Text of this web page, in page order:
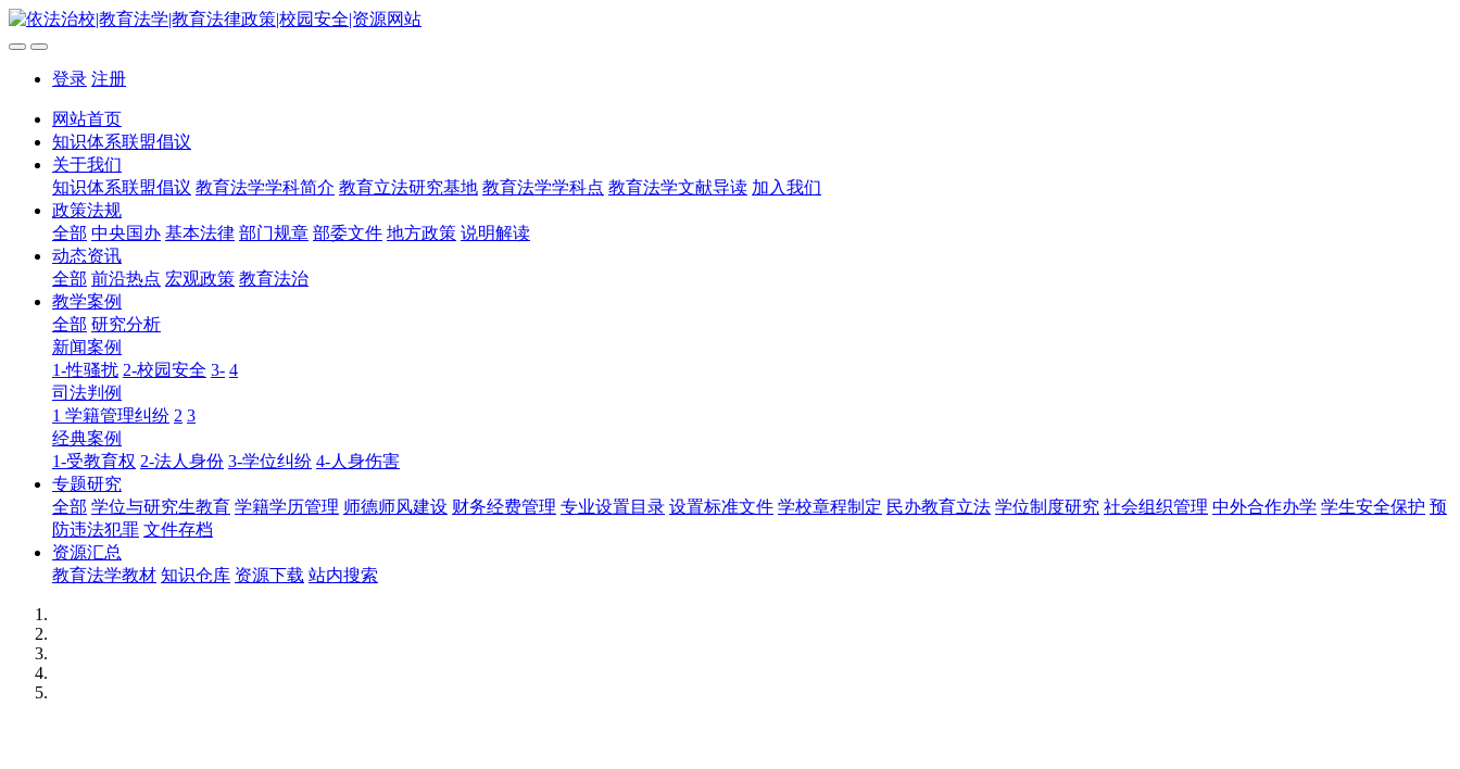
登录 注册
网站首页
知识体系联盟倡议
关于我们
知识体系联盟倡议 教育法学学科简介 教育立法研究基地 教育法学学科点 教育法学文献导读 加入我们
政策法规
全部 中央国办 基本法律 部门规章 部委文件 地方政策 说明解读
动态资讯
全部 前沿热点 宏观政策 教育法治
教学案例
全部 研究分析
新闻案例
1-性骚扰 2-校园安全 3- 4
司法判例
1 学籍管理纠纷 2 3
经典案例
1-受教育权 2-法人身份 3-学位纠纷 4-人身伤害
专题研究
全部 学位与研究生教育 学籍学历管理 师德师风建设 财务经费管理 专业设置目录 设置标准文件 学校章程制定 民办教育立法 学位制度研究 社会组织管理 中外合作办学 学生安全保护 预
防违法犯罪 文件存档
资源汇总
教育法学教材 知识仓库 资源下载 站内搜索